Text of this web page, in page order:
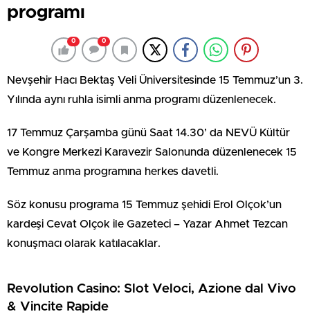
programı
0 0
Nevşehir Hacı Bektaş Veli Üniversitesinde 15 Temmuz’un 3.
Yılında aynı ruhla isimli anma programı düzenlenecek.
17 Temmuz Çarşamba günü Saat 14.30’ da NEVÜ Kültür
ve Kongre Merkezi Karavezir Salonunda düzenlenecek 15
Temmuz anma programına herkes davetli.
Söz konusu programa 15 Temmuz şehidi Erol Olçok’un
kardeşi Cevat Olçok ile Gazeteci – Yazar Ahmet Tezcan
konuşmacı olarak katılacaklar.
Revolution Casino: Slot Veloci, Azione dal Vivo
& Vincite Rapide